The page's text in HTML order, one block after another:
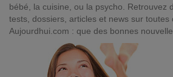
bébé, la cuisine, ou la psycho. Retrouvez
tests, dossiers, articles et news sur toutes
Aujourdhui.com : que des bonnes